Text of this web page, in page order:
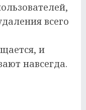
всего
и
навсегда.